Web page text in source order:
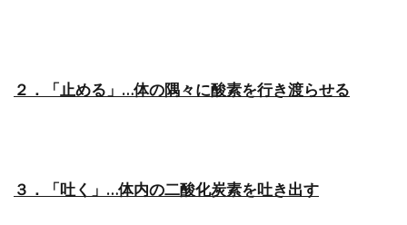
２．「止める」…体の隅々に酸素を行き渡らせる
３．「吐く」…体内の二酸化炭素を吐き出す